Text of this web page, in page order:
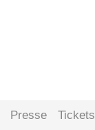
Presse Tickets